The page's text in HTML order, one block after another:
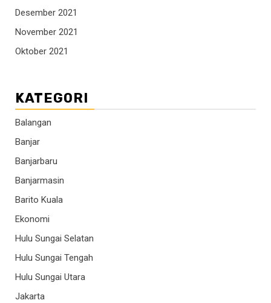
Desember 2021
November 2021
Oktober 2021
KATEGORI
Balangan
Banjar
Banjarbaru
Banjarmasin
Barito Kuala
Ekonomi
Hulu Sungai Selatan
Hulu Sungai Tengah
Hulu Sungai Utara
Jakarta